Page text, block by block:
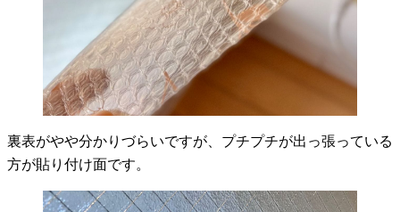
裏表がやや分かりづらいですが、プチプチが出っ張っている
方が貼り付け面です。